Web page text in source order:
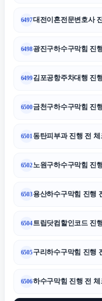
6497대전이혼전문변호사
6498광진구하수구막힘 진
6499김포공항주차대행 진
6500금천구하수구막힘 진
6501 동탄피부과 진행 전 체
6502노원구하수구막힘 진
6503용산하수구막힘 진행
6504트립닷컴할인코드 진
6505구리하수구막힘 진행
6506하수구막힘 진행 전 체